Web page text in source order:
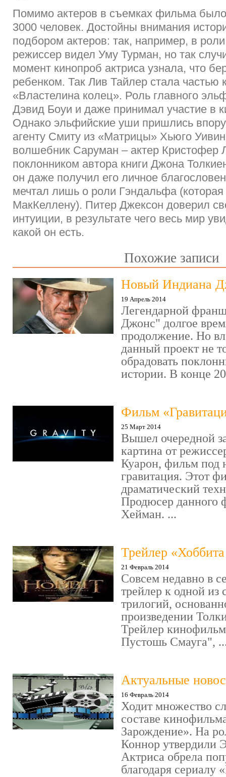
Помимо актеров в съемках фильма
3000 человек. Достойны внимания
подбором актеров: так, например, в
режиссер видел Уму Турман, но так
момент кинопроб актриса узнала, что
ребенком. Так Лив Тайлер стала частью
«Властелина колец». Роль главного
Дэвид Боуи и даже принимал участие в
Однако эльфийские уши пришлись
агенту Смиту из «Матрицы» Хьюго
волшебник Саруман – актер Кристофер
поклонником автора книги Джона
он даже получил его личное
мечтал лишь о роли Гэндальфа
МакКеллену). Питер Джексон доверил
интуиции, в результате чего весь мир
какой он есть.
Похожие записи
Новый Индиана
19 Апрель 2014
Легендарной
Джонс" долгое
продолжение. Но
данный проект не
обрадовать
истории. В конце
Фильм
25 Март 2014
Вышел очередной
картина от
Куарон, фильм под
гравитация. Этот
драматический
Продюсер данного
Хейман. ...
Трейлер
21 Февраль 2014
Совсем недавно в
трейлер к одной
трилогий,
произведении
Трейлер
Пустошь Смауга",
Актуальные
16 Февраль 2014
Ходит множество
составе
Зарождение». На
Коннор утвердили
Актриса обрела
благодаря сериалу